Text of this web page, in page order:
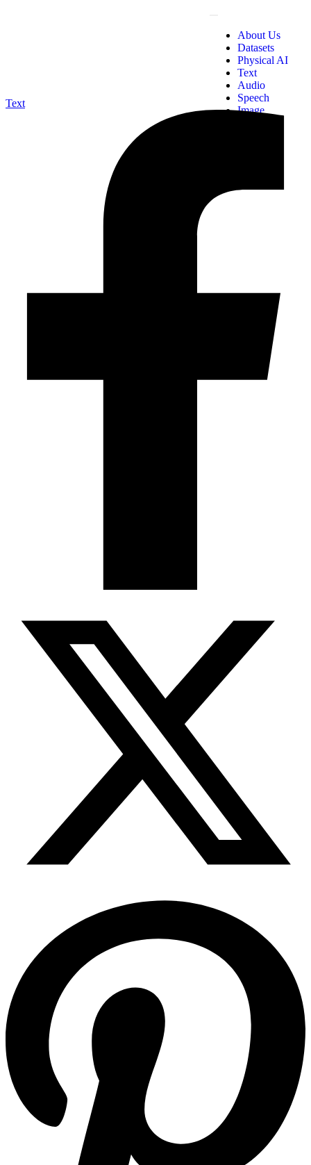
About Us
Datasets
Physical AI
Text
Audio
Speech
Image
Text